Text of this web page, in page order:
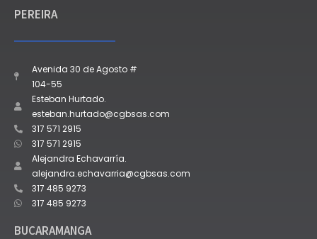
PEREIRA
Avenida 30 de Agosto #
104-55
Esteban Hurtado.
esteban.hurtado@cgbsas.com
317 571 2915
317 571 2915
Alejandra Echavarría.
alejandra.echavarria@cgbsas.com
317 485 9273
317 485 9273
BUCARAMANGA